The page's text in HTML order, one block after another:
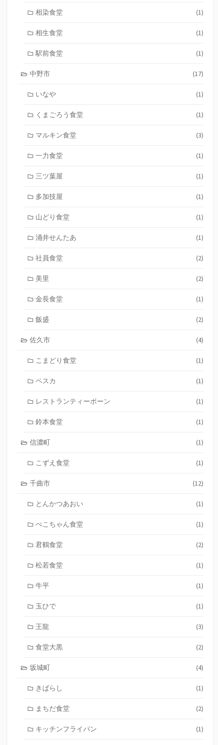
相染食堂 (1)
相生食堂 (1)
駅前食堂 (1)
中野市 (17)
いなや (1)
くまごろう食堂 (1)
マルキン食堂 (3)
一力食堂 (1)
三ツ葉屋 (1)
多加技屋 (1)
山どり食堂 (1)
涌井せんたあ (1)
社員食堂 (2)
美里 (2)
金長食堂 (1)
飯盛 (2)
佐久市 (4)
こまどり食堂 (1)
ペスカ (1)
レストランティーボーン (1)
鈴本食堂 (1)
信濃町 (1)
こずえ食堂 (1)
千曲市 (12)
とんかつあおい (1)
ぺこちゃん食堂 (1)
君鶴食堂 (2)
松若食堂 (1)
牛平 (1)
玉ひで (1)
王龍 (3)
食堂大黒 (2)
坂城町 (4)
きばらし (1)
まちだ食堂 (2)
キッチンフライパン (1)